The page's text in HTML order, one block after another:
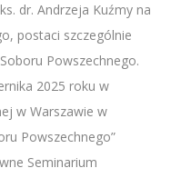
dr. Andrzeja Kuźmy na
postaci szczególnie
Powszechnego.
2025 roku w
w Warszawie w
Powszechnego”
Seminarium